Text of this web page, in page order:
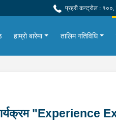
प्रहरी कन्ट्रोल :
हाम्रो बारेमा तालिम गतिविधि
कार्यक्रम